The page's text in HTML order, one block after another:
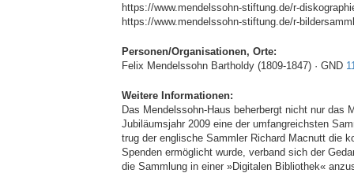
https://www.mendelssohn-stiftung.de/r-
https://www.mendelssohn-stiftung.de/r-
Personen/Organisationen, Orte:
Felix Mendelssohn Bartholdy (1809-1847) · GND
Weitere Informationen:
Das Mendelssohn-Haus beherbergt nicht nur das
Jubiläumsjahr 2009 eine der umfangreichsten
trug der englische Sammler Richard Macnutt die
Spenden ermöglicht wurde, verband sich der
die Sammlung in einer »Digitalen Bibliothek«